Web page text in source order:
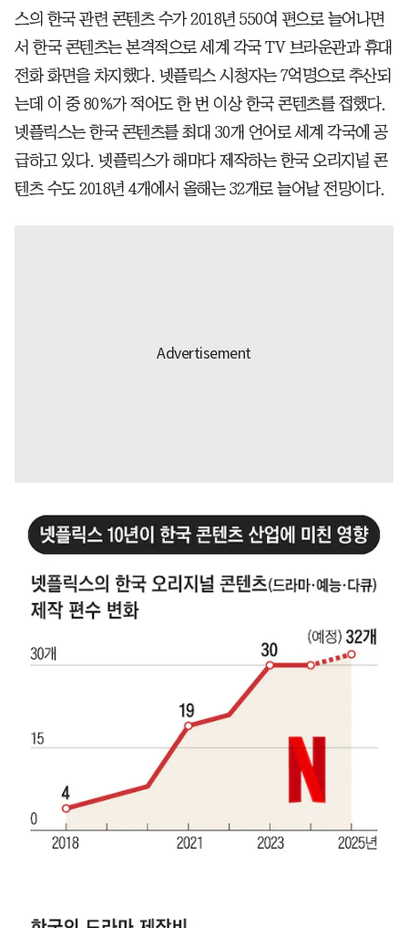
스의 한국 관련 콘텐츠 수가 2018년 550여 편으로 늘어나면
서 한국 콘텐츠는 본격적으로 세계 각국 TV 브라운관과 휴대
전화 화면을 차지했다. 넷플릭스 시청자는 7억명으로 추산되
는데 이 중 80%가 적어도 한 번 이상 한국 콘텐츠를 접했다.
넷플릭스는 한국 콘텐츠를 최대 30개 언어로 세계 각국에 공
급하고 있다. 넷플릭스가 해마다 제작하는 한국 오리지널 콘
텐츠 수도 2018년 4개에서 올해는 32개로 늘어날 전망이다.